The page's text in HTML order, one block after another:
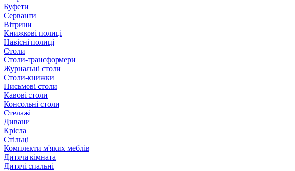
Буфети
Серванти
Вітрини
Книжкові полиці
Навісні полиці
Столи
Столи-трансформери
Журнальні столи
Столи-книжки
Письмові столи
Кавові столи
Консольні столи
Стелажі
Дивани
Крісла
Стільці
Комплекти м'яких меблів
Дитяча кімната
Дитячі спальні